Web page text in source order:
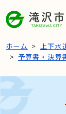
ホーム 上下水
予算書・決算